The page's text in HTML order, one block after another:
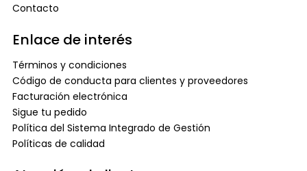
Contacto
Enlace de interés
Términos y condiciones
Código de conducta para clientes y proveedores
Facturación electrónica
Sigue tu pedido
Política del Sistema Integrado de Gestión
Políticas de calidad